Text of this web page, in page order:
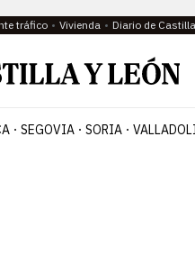
tráfico Vivienda Diario de
SEGOVIA SORIA